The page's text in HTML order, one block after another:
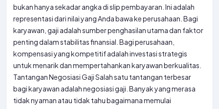
bukan hanya sekadar angka di slip pembayaran. Ini adalah
representasi dari nilai yang Anda bawa ke perusahaan. Bagi
karyawan, gaji adalah sumber penghasilan utama dan faktor
penting dalam stabilitas finansial. Bagi perusahaan,
kompensasi yang kompetitif adalah investasi strategis
untuk menarik dan mempertahankan karyawan berkualitas.
Tantangan Negosiasi Gaji Salah satu tantangan terbesar
bagi karyawan adalah negosiasi gaji. Banyak yang merasa
tidak nyaman atau tidak tahu bagaimana memulai